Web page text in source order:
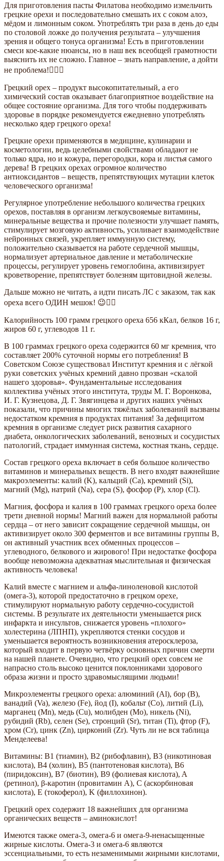
Для приготовления пасты Филатова необходимо измельчить
грецкие орехи и последовательно смешать их с соком алоэ,
мёдом и лимонным соком. Употреблять три раза в день до еды
по столовой ложке до получения результата – улучшения
зрения и общего тонуса организма! Есть в приготовлении
смеси кое-какие нюансы, но в наш век всеобщей грамотности
выяснить их не сложно. Главное – знать направление, а дойти
не проблема!👌🏻😊
Грецкий орех – продукт высокопитательный, а его
химический состав оказывает благоприятное воздействие на
общее состояние организма. Для того чтобы поддерживать
здоровье в порядке рекомендуется ежедневно употреблять
несколько ядер грецкого ореха!
Грецкие орехи применяются в медицине, кулинарии и
косметологии, ведь целебными свойствами обладают не
только ядра, но и кожура, перегородки, кора и листья самого
дерева! В грецких орехах огромное количество
антиоксидантов – веществ, препятствующих мутации клеток
человеческого организма!
Регулярное употребление небольшого количества грецких
орехов, поставляя в организм легкоусвояемые витамины,
минеральные вещества и прочие полезности улучшает память,
стимулирует мозговую активность, усиливает взаимодействие
нейронных связей, укрепляет иммунную систему,
положительно сказывается на работе сердечной мышцы,
нормализует артериальное давление и метаболические
процессы, регулирует уровень гемоглобина, активизирует
кроветворение, препятствует болезням щитовидной железы.
Дальше можно не читать, а идти писать ЛС с заказом, так как
ореха всего ОДИН мешок! 😉👍🏻
Калорийность 100 грамм грецкого ореха 656 кКал, белков 16 г,
жиров 60 г, углеводов 11 г.
В 100 граммах грецкого ореха содержится 60 мг кремния, что
составляет 200% суточной нормы его потребления! В
Советском Союзе существовал Институт кремния и с лёгкой
руки советских учёных кремний давно прозван «скалой
нашего здоровья». Фундаментальные исследования
коллектива учёных этого института, труды М. Г. Воронкова,
И. Г. Кузнецова, Д. Г. Звягинцева и других наших учёных
показали, что причины многих тяжёлых заболеваний вызваны
недостатком кремния в продуктах питания! За дефицитом
кремния в организме следует риск развития сахарного
диабета, онкологических заболеваний, венозных и сосудистых
патологий, страдает иммунная система, костная ткань, сердце.
Состав грецкого ореха включает в себя большое количество
витаминов и минеральных веществ. В него входят важнейшие
макроэлементы: калий (K), кальций (Ca), кремний (Si),
магний (Mg), натрий (Na), сера (S), фосфор (P), хлор (Cl).
Магния, фосфора и калия в 100 граммах грецкого ореха более
трети дневной нормы! Магний важен для нормальной работы
сердца – от него зависит сокращение сердечной мышцы, он
активизирует около 300 ферментов и все витамины группы В,
он активный участник всех обменных процессов –
углеводного, белкового и жирового! При недостатке фосфора
вообще невозможна адекватная мыслительная и физическая
активность человека!
Калий вместе с магнием и альфа-линоленовой кислотой
(омега-3), которой предостаточно в грецком орехе,
стимулируют нормальную работу сердечно-сосудистой
системы. В результате их деятельности уменьшается риск
инфаркта и инсультов, снижается уровень «плохого»
холестерина (ЛПНП), укрепляются стенки сосудов и
уменьшается вероятность возникновения атеросклероза,
который входит в первую четвёрку основных причин смерти
на нашей планете. Очевидно, что грецкий орех совсем не
напрасно столь высоко ценится поклонниками здорового
образа жизни и просто здравомыслящими людьми!
Микроэлементы грецкого ореха: алюминий (Al), бор (B),
ванадий (Va), железо (Fe), йод (I), кобальт (Co), литий (Li),
марганец (Mn), медь (Cu), молибден (Mo), никель (Ni),
рубидий (Rb), селен (Se), стронций (Sr), титан (Ti), фтор (F),
хром (Cr), цинк (Zn), цирконий (Zr). Чуть ли не вся таблица
Менделеева!
Витамины: B1 (тиамин), В2 (рибофлавин), B3 (никотиновая
кислота), В4 (холин), В5 (пантотеновая кислота), В6
(пиридоксин), В7 (биотин), B9 (фолиевая кислота), A
(ретинол), β-каротин (провитамин А), C (аскорбиновая
кислота), E (токоферол), K (филлохинон).
Грецкий орех содержит 18 важнейших для организма
органических веществ – аминокислот!
Имеются также омега-3, омега-6 и омега-9-ненасыщенные
жирные кислоты. Омега-3 и омега-6 являются
эссенциальными, то есть незаменимыми жирными кислотами,